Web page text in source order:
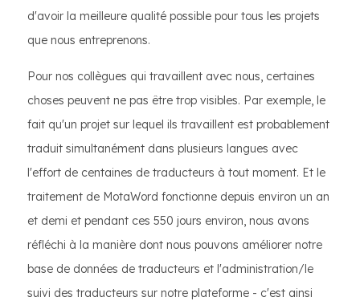
d'avoir la meilleure qualité possible pour tous les projets
que nous entreprenons.
Pour nos collègues qui travaillent avec nous, certaines
choses peuvent ne pas être trop visibles. Par exemple, le
fait qu'un projet sur lequel ils travaillent est probablement
traduit simultanément dans plusieurs langues avec
l'effort de centaines de traducteurs à tout moment. Et le
traitement de MotaWord fonctionne depuis environ un an
et demi et pendant ces 550 jours environ, nous avons
réfléchi à la manière dont nous pouvons améliorer notre
base de données de traducteurs et l'administration/le
suivi des traducteurs sur notre plateforme - c'est ainsi